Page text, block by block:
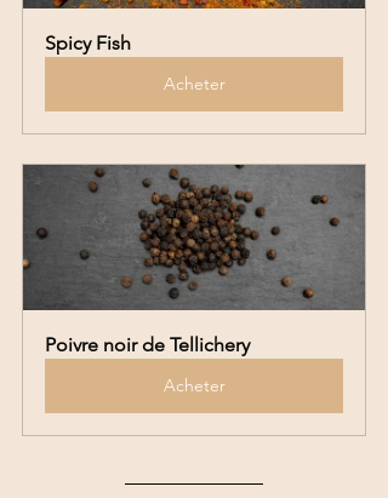
Spicy Fish
Acheter
Poivre noir de Tellichery
Acheter